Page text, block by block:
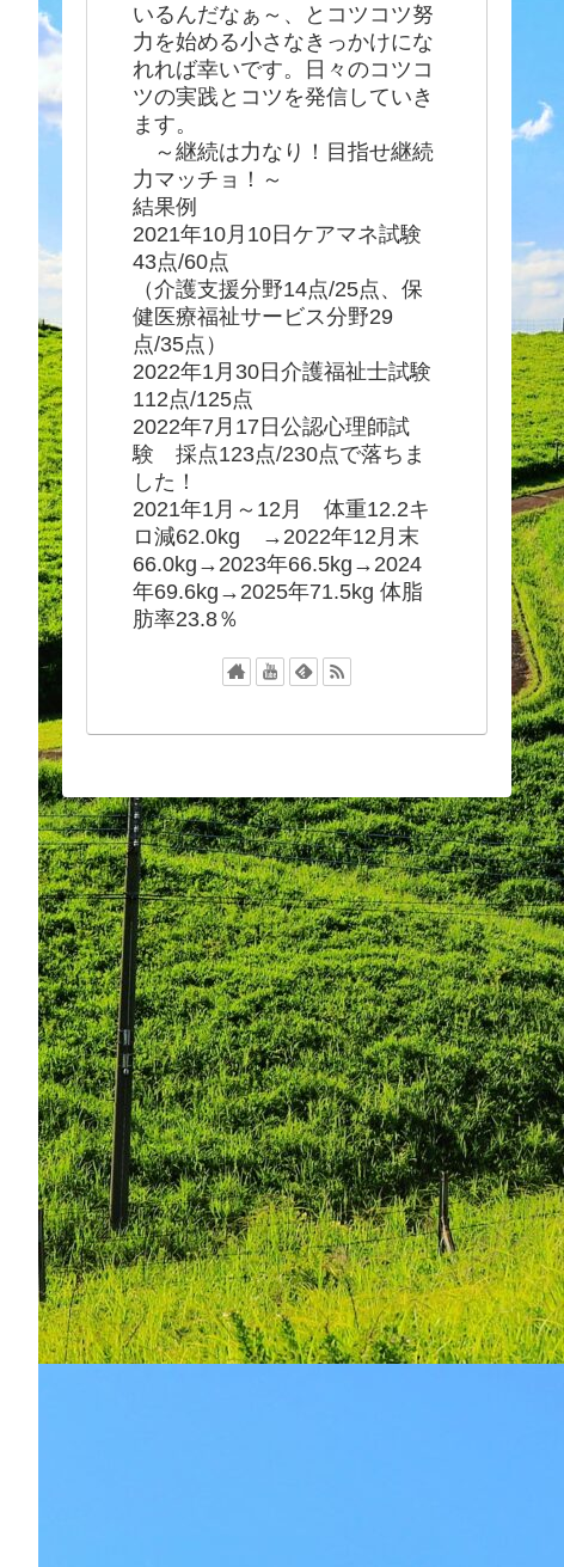
いるんだなぁ～、とコツコツ努
力を始める小さなきっかけにな
れれば幸いです。日々のコツコ
ツの実践とコツを発信していき
ます。
～継続は力なり！目指せ継続
力マッチョ！～
結果例
2021年10月10日ケアマネ試験
43点/60点
（介護支援分野14点/25点、保
健医療福祉サービス分野29
点/35点）
2022年1月30日介護福祉士試験
112点/125点
2022年7月17日公認心理師試
験 採点123点/230点で落ちま
した！
2021年1月～12月 体重12.2キ
ロ減62.0kg →2022年12月末
66.0kg→2023年66.5kg→2024
年69.6kg→2025年71.5kg 体脂
肪率23.8％